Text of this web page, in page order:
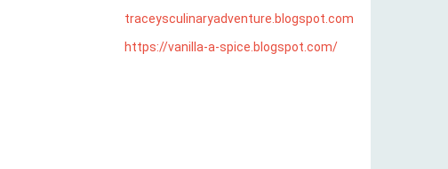
traceysculinaryadventure.blogspot.com
https://vanilla-a-spice.blogspot.com/